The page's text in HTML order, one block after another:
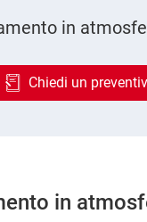
in
Chiedi un
in